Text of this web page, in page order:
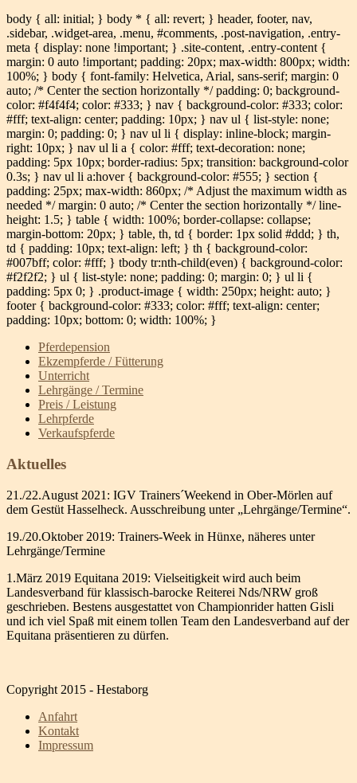
body { all: initial; } body * { all: revert; } header, footer, nav,
.sidebar, .widget-area, .menu, #comments, .post-navigation, .entry-
meta { display: none !important; } .site-content, .entry-content {
margin: 0 auto !important; padding: 20px; max-width: 800px; width:
100%; } body { font-family: Helvetica, Arial, sans-serif; margin: 0
auto; /* Center the section horizontally */ padding: 0; background-
color: #f4f4f4; color: #333; } nav { background-color: #333; color:
#fff; text-align: center; padding: 10px; } nav ul { list-style: none;
margin: 0; padding: 0; } nav ul li { display: inline-block; margin-
right: 10px; } nav ul li a { color: #fff; text-decoration: none;
padding: 5px 10px; border-radius: 5px; transition: background-color
0.3s; } nav ul li a:hover { background-color: #555; } section {
padding: 25px; max-width: 860px; /* Adjust the maximum width as
needed */ margin: 0 auto; /* Center the section horizontally */ line-
height: 1.5; } table { width: 100%; border-collapse: collapse;
margin-bottom: 20px; } table, th, td { border: 1px solid #ddd; } th,
td { padding: 10px; text-align: left; } th { background-color:
#007bff; color: #fff; } tbody tr:nth-child(even) { background-color:
#f2f2f2; } ul { list-style: none; padding: 0; margin: 0; } ul li {
padding: 5px 0; } .product-image { width: 250px; height: auto; }
footer { background-color: #333; color: #fff; text-align: center;
padding: 10px; bottom: 0; width: 100%; }
Pferdepension
Ekzempferde / Fütterung
Unterricht
Lehrgänge / Termine
Preis / Leistung
Lehrpferde
Verkaufspferde
Aktuelles
21./22.August 2021: IGV Trainers´Weekend in Ober-Mörlen auf
dem Gestüt Hasselheck. Ausschreibung unter „Lehrgänge/Termine“.
19./20.Oktober 2019: Trainers-Week in Hünxe, näheres unter
Lehrgänge/Termine
1.März 2019 Equitana 2019: Vielseitigkeit wird auch beim
Landesverband für klassisch-barocke Reiterei Nds/NRW groß
geschrieben. Bestens ausgestattet von Championrider hatten Gisli
und ich viel Spaß mit einem tollen Team den Landesverband auf der
Equitana präsentieren zu dürfen.
Copyright 2015 - Hestaborg
Anfahrt
Kontakt
Impressum